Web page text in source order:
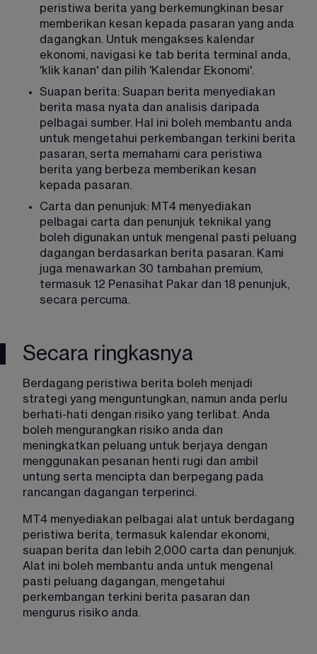
peristiwa berita yang berkemungkinan besar
memberikan kesan kepada pasaran yang anda
dagangkan. Untuk mengakses kalendar
ekonomi, navigasi ke tab berita terminal anda,
'klik kanan' dan pilih 'Kalendar Ekonomi'.
Suapan berita: Suapan berita menyediakan
berita masa nyata dan analisis daripada
pelbagai sumber. Hal ini boleh membantu anda
untuk mengetahui perkembangan terkini berita
pasaran, serta memahami cara peristiwa
berita yang berbeza memberikan kesan
kepada pasaran.
Carta dan penunjuk: MT4 menyediakan
pelbagai carta dan penunjuk teknikal yang
boleh digunakan untuk mengenal pasti peluang
dagangan berdasarkan berita pasaran. Kami
juga menawarkan 30 tambahan premium,
termasuk 12 Penasihat Pakar dan 18 penunjuk,
secara percuma.
Secara ringkasnya
Berdagang peristiwa berita boleh menjadi
strategi yang menguntungkan, namun anda perlu
berhati-hati dengan risiko yang terlibat. Anda
boleh mengurangkan risiko anda dan
meningkatkan peluang untuk berjaya dengan
menggunakan pesanan henti rugi dan ambil
untung serta mencipta dan berpegang pada
rancangan dagangan terperinci.
MT4 menyediakan pelbagai alat untuk berdagang
peristiwa berita, termasuk kalendar ekonomi,
suapan berita dan lebih 2,000 carta dan penunjuk.
Alat ini boleh membantu anda untuk mengenal
pasti peluang dagangan, mengetahui
perkembangan terkini berita pasaran dan
mengurus risiko anda.